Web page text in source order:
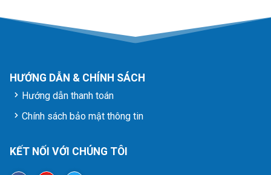
HƯỚNG DẪN & CHÍNH SÁCH
Hướng dẫn thanh toán
Chính sách bảo mật thông tin
KẾT NỐI VỚI CHÚNG TÔI